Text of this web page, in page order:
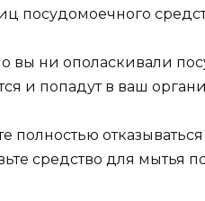
посудомоечного
вы ни ополаскивали
и попадут в ваш
полностью
средство для мытья